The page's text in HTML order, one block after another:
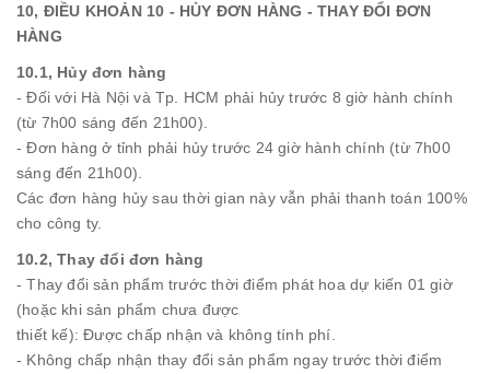
10, ĐIỀU KHOẢN 10 - HỦY ĐƠN HÀNG - THAY ĐỔI ĐƠN
HÀNG
10.1, Hủy đơn hàng
- Đối với Hà Nội và Tp. HCM phải hủy trước 8 giờ hành chính
(từ 7h00 sáng đến 21h00).
- Đơn hàng ở tỉnh phải hủy trước 24 giờ hành chính (từ 7h00
sáng đến 21h00).
Các đơn hàng hủy sau thời gian này vẫn phải thanh toán 100%
cho công ty.
10.2, Thay đổi đơn hàng
- Thay đổi sản phẩm trước thời điểm phát hoa dự kiến 01 giờ
(hoặc khi sản phẩm chưa được
thiết kế): Được chấp nhận và không tính phí.
- Không chấp nhận thay đổi sản phẩm ngay trước thời điểm